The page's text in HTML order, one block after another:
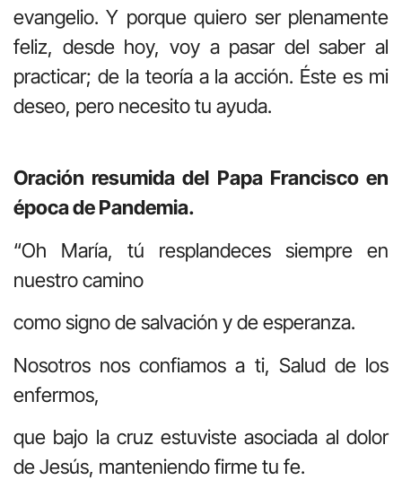
evangelio. Y porque quiero ser plenamente
feliz, desde hoy, voy a pasar del saber al
practicar; de la teoría a la acción. Éste es mi
deseo, pero necesito tu ayuda.
Oración resumida del Papa Francisco en
época de Pandemia.
“Oh María, tú resplandeces siempre en
nuestro camino
como signo de salvación y de esperanza.
Nosotros nos confiamos a ti, Salud de los
enfermos,
que bajo la cruz estuviste asociada al dolor
de Jesús, manteniendo firme tu fe.